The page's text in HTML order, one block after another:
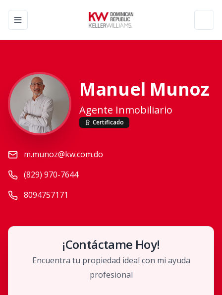
Toggle navigation menu
Manuel Munoz
Agente Inmobiliario
Certificado
m.munoz@kw.com.do
(829) 970-7644
8094757171
¡Contáctame Hoy!
Encuentra tu propiedad ideal con mi ayuda
profesional